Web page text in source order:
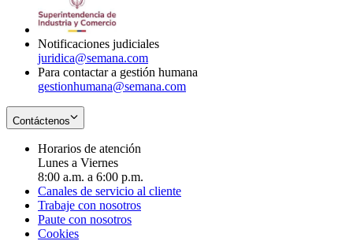
Notificaciones judiciales
juridica@semana.com
Para contactar a gestión humana
gestionhumana@semana.com
Contáctenos
Horarios de atención
Lunes a Viernes
8:00 a.m. a 6:00 p.m.
Canales de servicio al cliente
Trabaje con nosotros
Paute con nosotros
Cookies